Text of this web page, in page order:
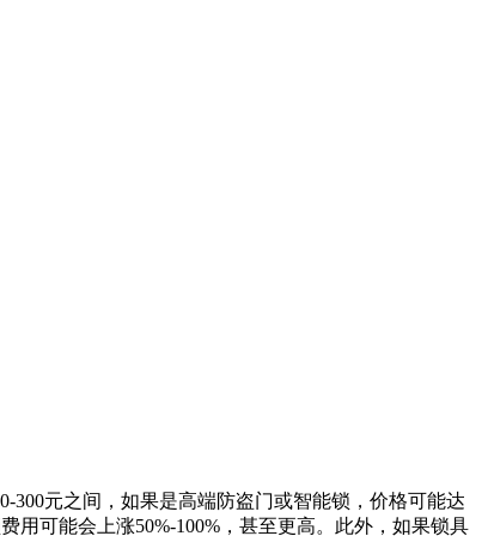
元之间，如果是高端防盗门或智能锁，价格可能达
用可能会上涨50%-100%，甚至更高。此外，如果锁具